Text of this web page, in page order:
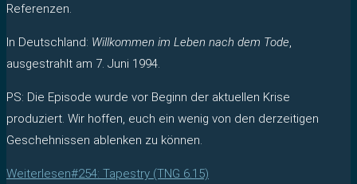
Referenzen.
In Deutschland: Willkommen im Leben nach dem Tode
ausgestrahlt am 7. Juni 1994.
PS: Die Episode wurde vor Beginn der aktuellen Krise
produziert. Wir hoffen, euch ein wenig von den derzeitigen
Geschehnissen ablenken zu können.
Weiterlesen#254: Tapestry (TNG 6.15)